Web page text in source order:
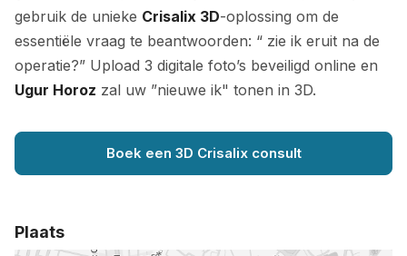
gebruik de unieke Crisalix 3D-oplossing om de
essentiële vraag te beantwoorden: “ zie ik eruit na de
operatie?” Upload 3 digitale foto’s beveiligd online en
Ugur Horoz zal uw ”nieuwe ik" tonen in 3D.
Boek een 3D Crisalix consult
Plaats